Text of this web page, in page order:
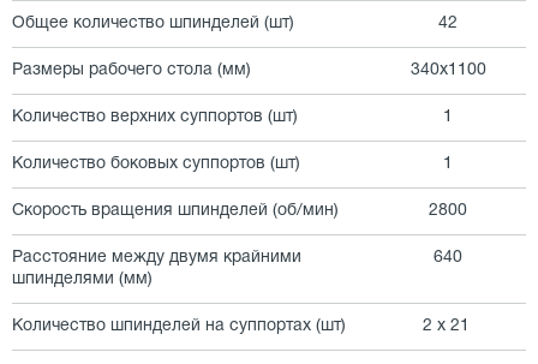
Общее количество шпинделей (шт) 42
Размеры рабочего стола (мм) 340х1100
Количество верхних суппортов (шт) 1
Количество боковых суппортов (шт) 1
Скорость вращения шпинделей (об/мин) 2800
Расстояние между двумя крайними
шпинделями (мм)
640
Количество шпинделей на суппортах (шт) 2 х 21